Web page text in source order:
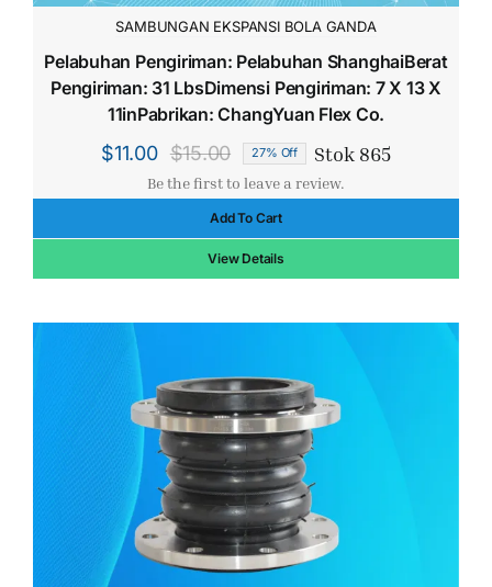
SAMBUNGAN EKSPANSI BOLA GANDA
Pelabuhan Pengiriman: Pelabuhan ShanghaiBerat
Pengiriman: 31 LbsDimensi Pengiriman: 7 X 13 X
11inPabrikan: ChangYuan Flex Co.
$15.00
Harga
aslinya
adalah:
$15.00.
$11.00
Harga
saat
ini
adalah:
$11.00.
27% Off Stok 865
Be the first to leave a review.
Add To Cart
View Details